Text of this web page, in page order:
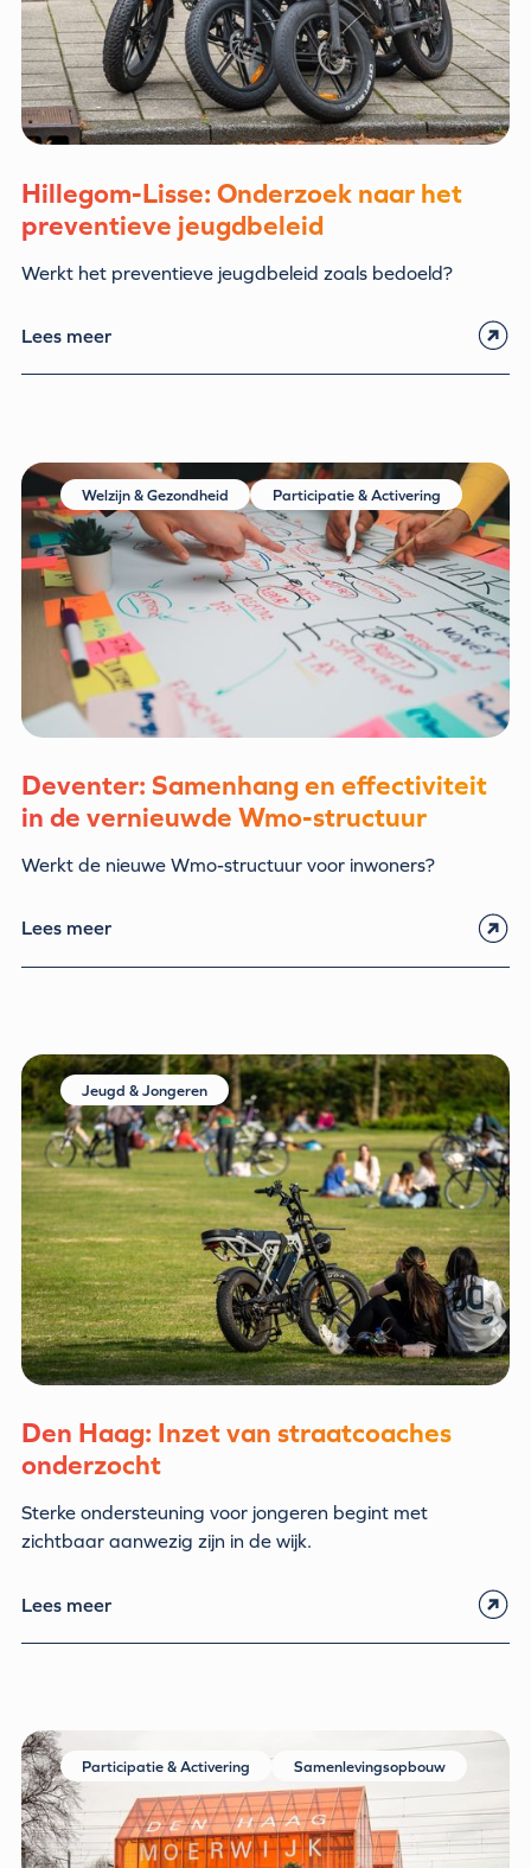
Hillegom-Lisse: Onderzoek naar het
preventieve jeugdbeleid
Werkt het preventieve jeugdbeleid zoals bedoeld?
Lees meer
Welzijn & Gezondheid Participatie & Activering
Deventer: Samenhang en effectiviteit
in de vernieuwde Wmo-structuur
Werkt de nieuwe Wmo-structuur voor inwoners?
Lees meer
Jeugd & Jongeren
Den Haag: Inzet van straatcoaches
onderzocht
Sterke ondersteuning voor jongeren begint met
zichtbaar aanwezig zijn in de wijk.
Lees meer
Participatie & Activering Samenlevingsopbouw